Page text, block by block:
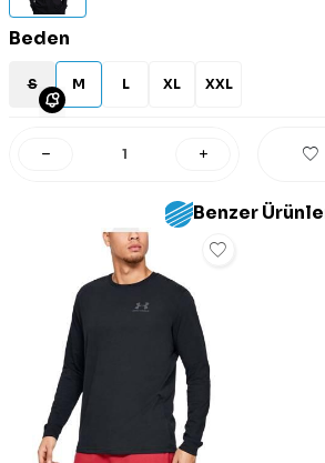
Beden
S M L XL XXL
Benzer